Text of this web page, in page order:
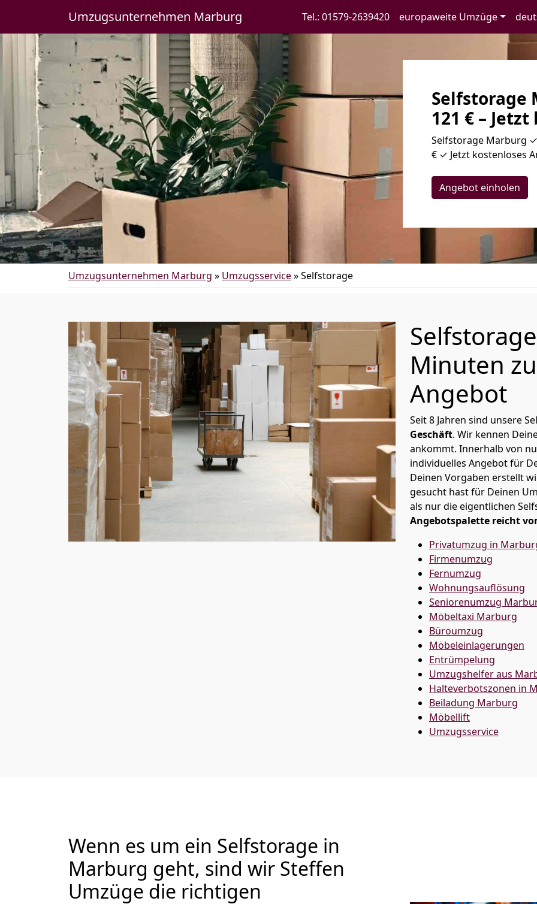
Umzugsunternehmen Marburg Tel.: 01579-2639420 europaweite Umzüge
Selfstorage
121 € –
Selfstorage Marburg
€ ✓ Jetzt kostenloses
Angebot einholen
Umzugsunternehmen Marburg » Umzugsservice»Selfstorage
Minuten
Angebot
Seit 8 Jahren sind unsere
Geschäft. Wir kennen
ankommt. Innerhalb von
individuelles Angebot für
Deinen Vorgaben erstellt
gesucht hast für Deinen
als nur die eigentlichen
Angebotspalette reicht
Privatumzug in
Firmenumzug
Fernumzug
Wohnungsauflösung
Seniorenumzug
Möbeltaxi Marburg
Büroumzug
Möbeleinlagerungen
Entrümpelung
Umzugshelfer aus
Halteverbotszonen in
Beiladung Marburg
Möbellift
Umzugsservice
Wenn es um ein Selfstorage in
Marburg geht, sind wir Steffen
Umzüge die richtigen